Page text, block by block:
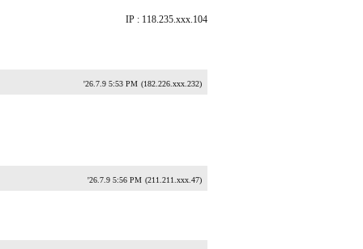
IP : 118.235.xxx.104
'26.7.9 5:53 PM (182.226.xxx.232)
'26.7.9 5:56 PM (211.211.xxx.47)